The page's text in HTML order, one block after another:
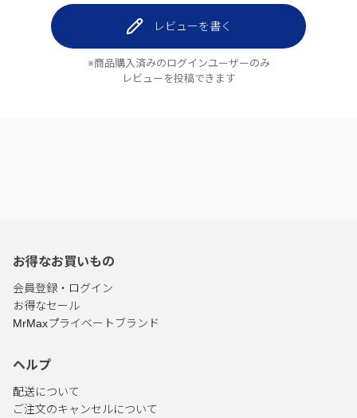
レビューを書く
※商品購入済みのログインユーザーのみ
レビューを投稿できます
お得なお買いもの
会員登録・ログイン
お得なセール
MrMaxプライベートブランド
ヘルプ
配送について
ご注文のキャンセルについて